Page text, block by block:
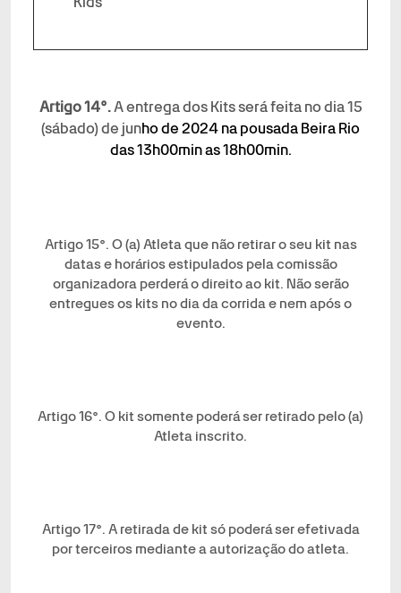
Artigo 14°.A entrega dos Kits será feita no dia 15
(sábado) de junho de 2024 na pousada Beira Rio
das 13h00min as 18h00min.
Artigo 15°. O (a) Atleta que não retirar o seu kit nas
datas e horários estipulados pela comissão
organizadora perderá o direito ao kit. Não serão
entregues os kits no dia da corrida e nem após o
evento.
Artigo 16°. O kit somente poderá ser retirado pelo (a)
Atleta inscrito.
Artigo 17°. A retirada de kit só poderá ser efetivada
por terceiros mediante a autorização do atleta.